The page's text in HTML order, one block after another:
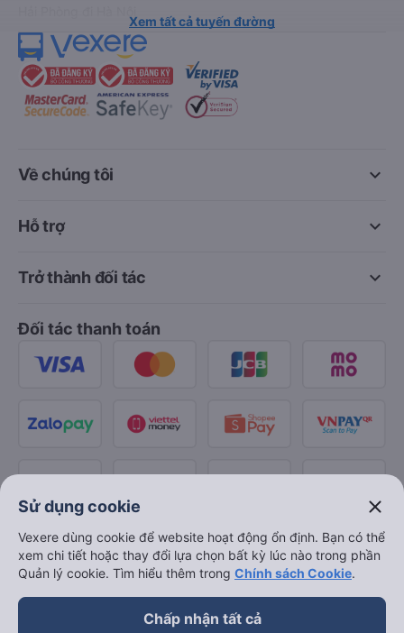
Xem tất cả tuyến đường
keyboard_arrow_down
Về chúng tôi
keyboard_arrow_down
Hỗ trợ
keyboard_arrow_down
Trở thành đối tác
Đối tác thanh toán
Sử dụng cookie close
Vexere dùng cookie để website hoạt động ổn định. Bạn có thể
xem chi tiết hoặc thay đổi lựa chọn bất kỳ lúc nào trong phần
Quản lý cookie. Tìm hiểu thêm trong Chính sách Cookie.
Chấp nhận tất cả